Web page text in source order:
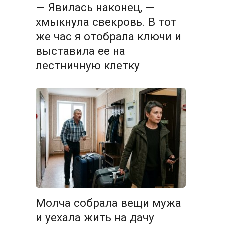
— Явилась наконец, —
хмыкнула свекровь. В тот
же час я отобрала ключи и
выставила ее на
лестничную клетку
Молча собрала вещи мужа
и уехала жить на дачу